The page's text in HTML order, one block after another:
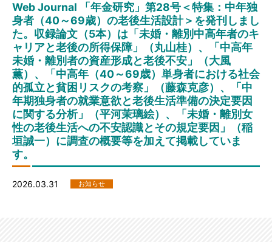
Web Journal 「年金研究」第28号＜特集：中年独
身者（40～69歳）の老後生活設計＞を発刊しまし
た。収録論文（5本）は「未婚・離別中高年者のキ
ャリアと老後の所得保障」（丸山桂）、「中高年
未婚・離別者の資産形成と老後不安」（大風
薫）、「中高年（40～69歳）単身者における社会
的孤立と貧困リスクの考察」（藤森克彦）、「中
年期独身者の就業意欲と老後生活準備の決定要因
に関する分析」（平河茉璃絵）、「未婚・離別女
性の老後生活への不安認識とその規定要因」（稲
垣誠一）に調査の概要等を加えて掲載していま
す。
2026.03.31 お知らせ